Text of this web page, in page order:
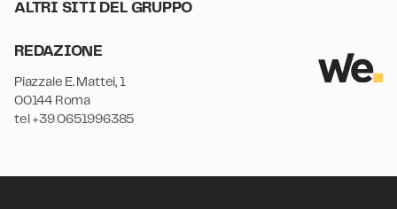
ALTRI SITI DEL GRUPPO
REDAZIONE
Piazzale E. Mattei, 1
00144 Roma
tel +39 0651996385